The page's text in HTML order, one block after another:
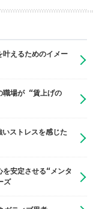
叶えるためのイメー
職場が “賃上げの
ストレスを感じた
を安定させる“メンタ
ズ